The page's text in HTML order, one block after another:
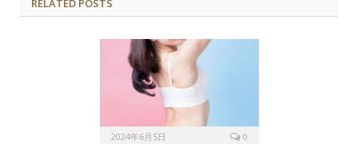
RELATED POSTS
2024年6月5日
0